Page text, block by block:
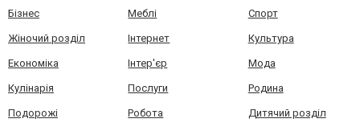
Бізнес Меблі Спорт
Жіночий розділ Інтернет Культура
Економіка Інтер'єр Мода
Кулінарія Послуги Родина
Подорожі Робота Дитячий розділ